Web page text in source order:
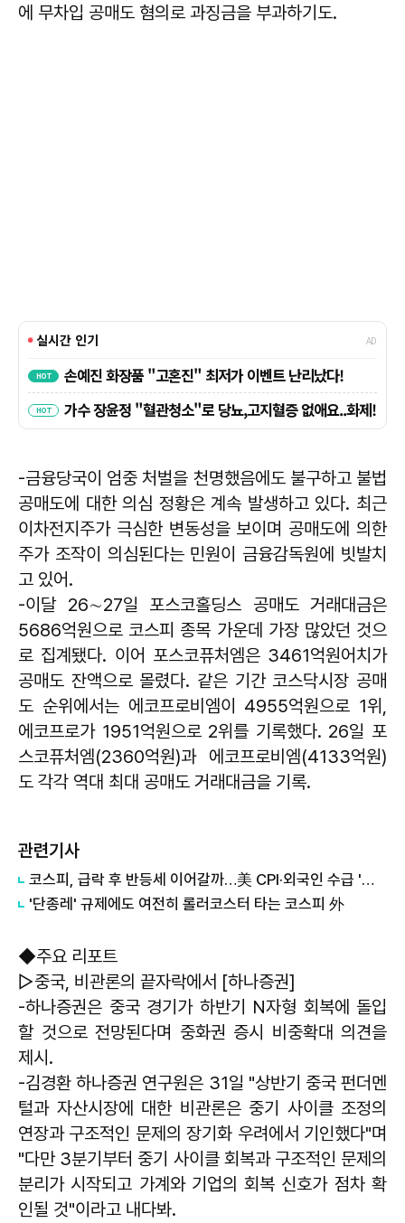
에 무차입 공매도 혐의로 과징금을 부과하기도.
-금융당국이 엄중 처벌을 천명했음에도 불구하고 불법
공매도에 대한 의심 정황은 계속 발생하고 있다. 최근
이차전지주가 극심한 변동성을 보이며 공매도에 의한
주가 조작이 의심된다는 민원이 금융감독원에 빗발치
고 있어.
-이달 26∼27일 포스코홀딩스 공매도 거래대금은
5686억원으로 코스피 종목 가운데 가장 많았던 것으
로 집계됐다. 이어 포스코퓨처엠은 3461억원어치가
공매도 잔액으로 몰렸다. 같은 기간 코스닥시장 공매
도 순위에서는 에코프로비엠이 4955억원으로 1위,
에코프로가 1951억원으로 2위를 기록했다. 26일 포
스코퓨처엠(2360억원)과 에코프로비엠(4133억원)
도 각각 역대 최대 공매도 거래대금을 기록.
관련기사
코스피, 급락 후 반등세 이어갈까…美 CPI·외국인 수급 '촉각'
'단종레' 규제에도 여전히 롤러코스터 타는 코스피 外
◆주요 리포트
▷중국, 비관론의 끝자락에서 [하나증권]
-하나증권은 중국 경기가 하반기 N자형 회복에 돌입
할 것으로 전망된다며 중화권 증시 비중확대 의견을
제시.
-김경환 하나증권 연구원은 31일 "상반기 중국 펀더멘
털과 자산시장에 대한 비관론은 중기 사이클 조정의
연장과 구조적인 문제의 장기화 우려에서 기인했다"며
"다만 3분기부터 중기 사이클 회복과 구조적인 문제의
분리가 시작되고 가계와 기업의 회복 신호가 점차 확
인될 것"이라고 내다봐.